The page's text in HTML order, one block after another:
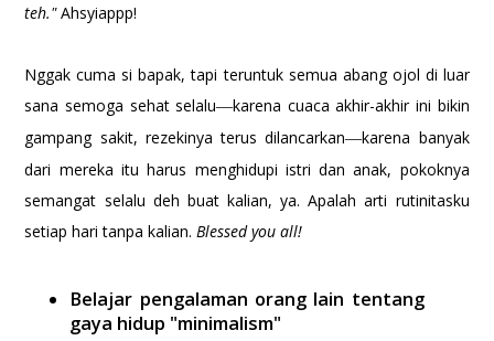
teh."Ahsyiappp!
Nggak cuma si bapak, tapi teruntuk semua abang ojol di luar
sana semoga sehat selalu—karena cuaca akhir-akhir ini bikin
gampang sakit, rezekinya terus dilancarkan—karena banyak
dari mereka itu harus menghidupi istri dan anak, pokoknya
semangat selalu deh buat kalian, ya. Apalah arti rutinitasku
setiap hari tanpa kalian. Blessed you all!
Belajar pengalaman orang lain tentang
gaya hidup "minimalism"